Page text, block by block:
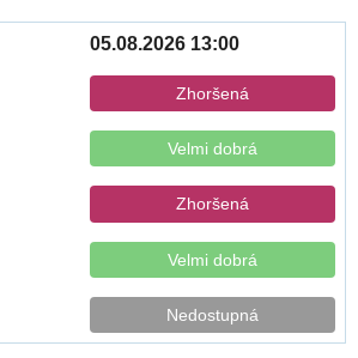
05.08.2026 13:00
Zhoršená
Velmi dobrá
Zhoršená
Velmi dobrá
Nedostupná